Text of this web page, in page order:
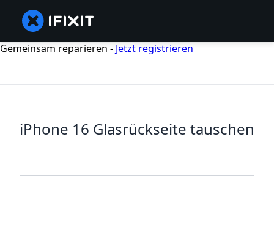
Gemeinsam reparieren - Jetzt registrieren
iPhone 16 Glasrückseite tauschen